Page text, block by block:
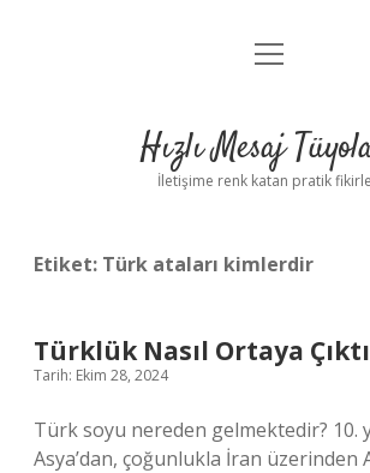
Anasayfa
Yasal Uyarı
menüyü
Hızlı Mesaj
İletişime renk katan pratik
Etiket: Türk ataları kimlerdir
Türklük Nasıl Ortaya Çıktı
Tarih: Ekim 28, 2024
Türk soyu nereden gelmektedir? 10.
Asya’dan, çoğunlukla İran üzerinden